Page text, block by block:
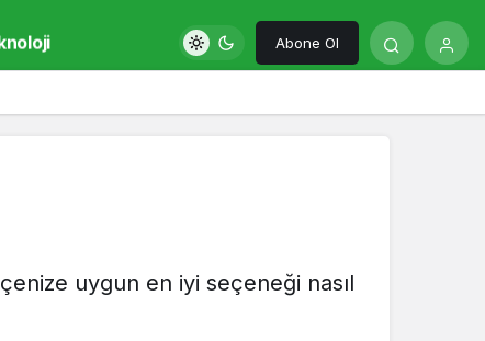
Abone Ol
uygun en iyi seçeneği nasıl